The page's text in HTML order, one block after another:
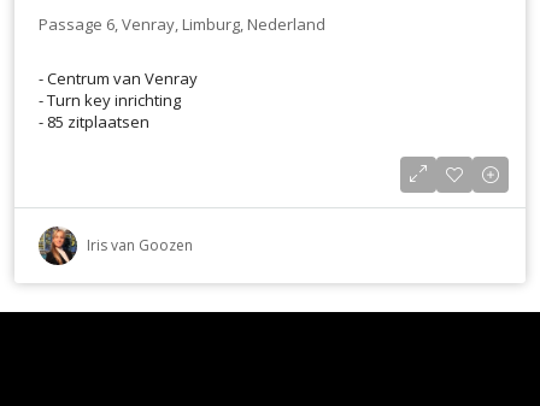
Passage 6, Venray, Limburg, Nederland
- Centrum van Venray
- Turn key inrichting
- 85 zitplaatsen
Iris van Goozen